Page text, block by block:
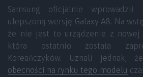
Samsung oficjalnie
ulepszoną wersję Galaxy A8. Na
że nie jest to urządzenie z nowej
która ostatnio została
Koreańczyków. Uznali jednak,
obecności na rynku tego modelu